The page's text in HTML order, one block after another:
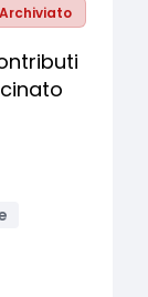
Archiviato